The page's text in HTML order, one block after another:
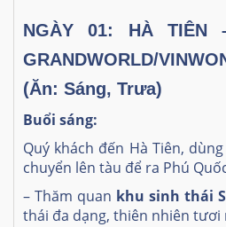
NGÀY 01: HÀ TIÊN
GRANDWORLD/
(Ăn: Sáng, Trưa)
Buổi sáng:
Quý khách đến Hà Tiên,
chuyển lên tàu để ra Phú
– Thăm quan khu sinh thái
thái đa dạng, thiên nhiên